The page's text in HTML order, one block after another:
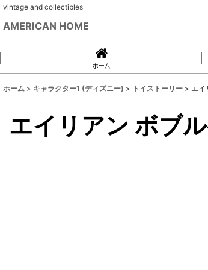
vintage and collectibles
AMERICAN HOME
ホーム
ホーム > キャラクター1 (ディズニー) > トイストーリー > エイ
エイリアン ボブ